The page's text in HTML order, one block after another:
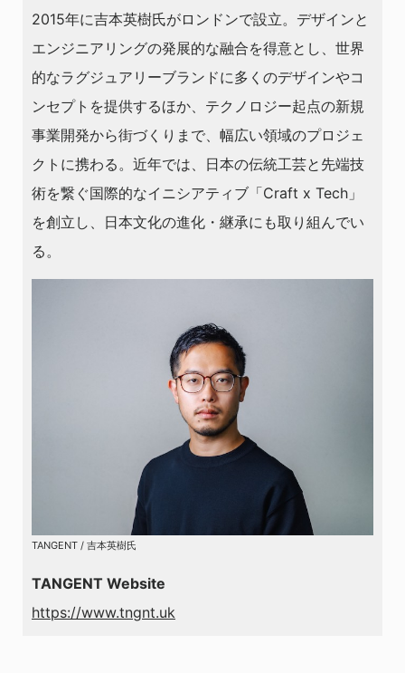
2015年に吉本英樹氏がロンドンで設立。デザインと
エンジニアリングの発展的な融合を得意とし、世界
的なラグジュアリーブランドに多くのデザインやコ
ンセプトを提供するほか、テクノロジー起点の新規
事業開発から街づくりまで、幅広い領域のプロジェ
クトに携わる。近年では、日本の伝統工芸と先端技
術を繋ぐ国際的なイニシアティブ「Craft x Tech」
を創立し、日本文化の進化・継承にも取り組んでい
る。
TANGENT / 吉本英樹氏
TANGENT Website
https://www.tngnt.uk